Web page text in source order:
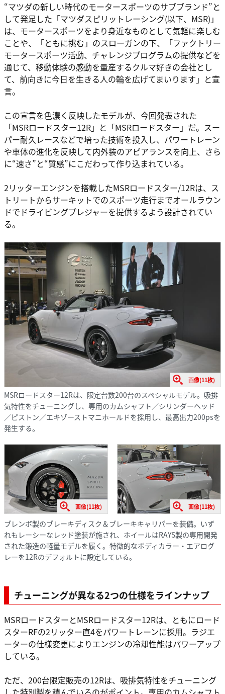
“マツダの新しい時代のモータースポーツのサブブランド”と
して発足した「マツダスピリットレーシング(以下、MSR)」
は、モータースポーツをより身近なものとして気軽に楽しむ
ことや、「ともに挑む」のスローガンの下、「ファクトリー
モータースポーツ活動、チャレンジプログラムの提供などを
通じて、移動体験の感動を量産するクルマ好きの会社とし
て、前向きに今日を生きる人の輪を広げてまいります」と宣
言。
この宣言を色濃く反映したモデルが、今回発表された
「MSRロードスター12R」と「MSRロードスター」だ。スー
パー耐久レースなどで培った技術を投入し、パワートレーン
や車体の進化を反映して内外装のアピアランスを向上、さら
に“速さ”と“質感”にこだわって作り込まれている。
2リッターエンジンを搭載したMSRロードスター/12Rは、ス
トリートからサーキットでのスポーツ走行までオールラウン
ドでドライビングプレジャーを提供するよう設計されてい
る。
画像(11枚)
MSRロードスター12Rは、限定台数200台のスペシャルモデル。吸排
気特性をチューニングし、専用のカムシャフト／シリンダーヘッド
／ピストン／エキゾーストマニホールドを採用し、最高出力200psを
発生する。
画像(11枚) 画像(11枚)
ブレンボ製のブレーキディスク＆ブレーキキャリパーを装備。いず
れもレーシーなレッド塗装が施され、ホイールはRAYS製の専用開発
された鍛造の軽量モデルを履く。特徴的なボディカラー・エアログ
レーを12Rのデフォルトに設定している。
チューニングが異なる2つの仕様をラインナップ
MSRロードスターとMSRロードスター12Rは、ともにロード
スターRFの2リッター直4をパワートレーンに採用。ラジエ
ーターの仕様変更によりエンジンの冷却性能はパワーアップ
している。
ただ、200台限定販売の12Rは、吸排気特性をチューニング